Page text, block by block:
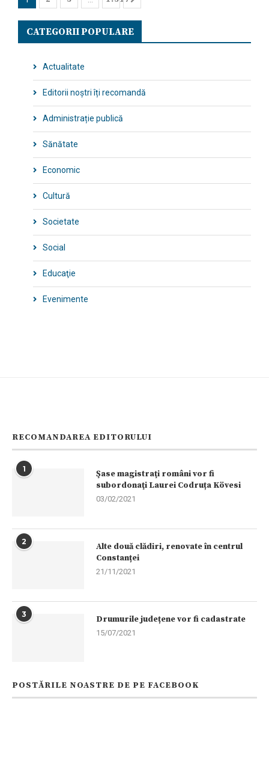
CATEGORII POPULARE
Actualitate
Editorii noștri îți recomandă
Administrație publică
Sănătate
Economic
Cultură
Societate
Social
Educaţie
Evenimente
RECOMANDAREA EDITORULUI
1
Şase magistraţi români vor fi
subordonaţi Laurei Codruța Kövesi
03/02/2021
2
Alte două clădiri, renovate în centrul
Constanței
21/11/2021
3 Drumurile județene vor fi cadastrate
15/07/2021
POSTĂRILE NOASTRE DE PE FACEBOOK